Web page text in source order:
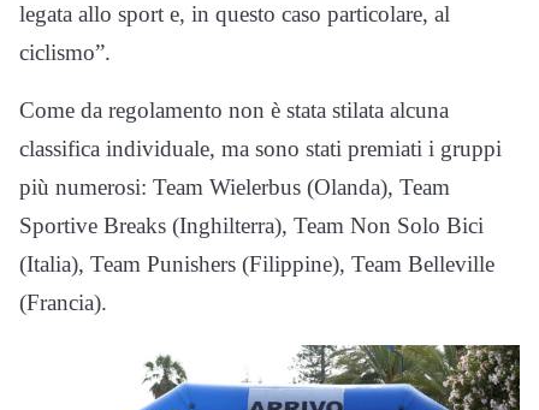
legata allo sport e, in questo caso particolare, al
ciclismo”.
Come da regolamento non è stata stilata alcuna
classifica individuale, ma sono stati premiati i gruppi
più numerosi: Team Wielerbus (Olanda), Team
Sportive Breaks (Inghilterra), Team Non Solo Bici
(Italia), Team Punishers (Filippine), Team Belleville
(Francia).